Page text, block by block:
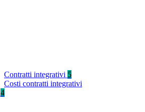
Contratti integrativi 5
Costi contratti integrativi
4